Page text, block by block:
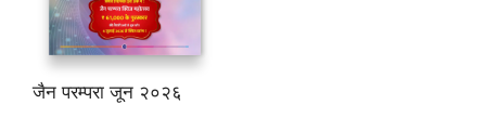
जैन परम्परा जून २०२६